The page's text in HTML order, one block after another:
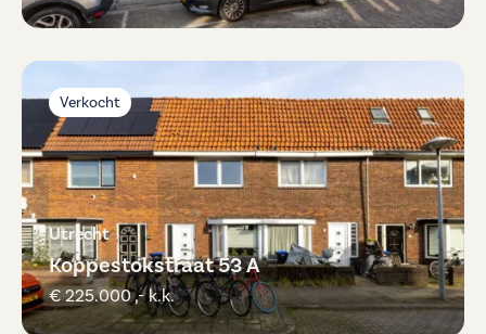
Verkocht
Utrecht
Koppestokstraat 53 A
€ 225.000 ,- k.k.